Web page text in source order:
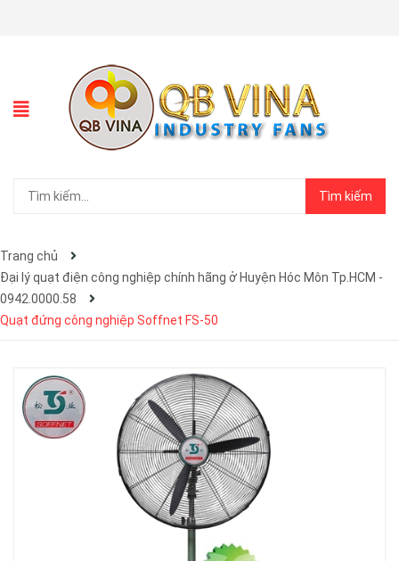
Tìm kiếm
Trang chủ
Đại lý quạt điện công nghiệp chính hãng ở Huyện Hóc Môn Tp.HCM -
0942.0000.58
Quạt đứng công nghiệp Soffnet FS-50